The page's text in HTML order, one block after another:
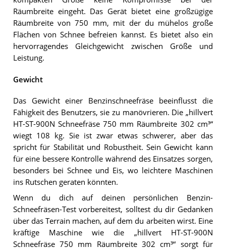
Räumbreite eingeht. Das Gerät bietet eine großzügige
Räumbreite von 750 mm, mit der du mühelos große
Flächen von Schnee befreien kannst. Es bietet also ein
hervorragendes Gleichgewicht zwischen Größe und
Leistung.
Gewicht
Das Gewicht einer Benzinschneefräse beeinflusst die
Fähigkeit des Benutzers, sie zu manövrieren. Die „hillvert
HT-ST-900N Schneefräse 750 mm Räumbreite 302 cm³“
wiegt 108 kg. Sie ist zwar etwas schwerer, aber das
spricht für Stabilität und Robustheit. Sein Gewicht kann
für eine bessere Kontrolle während des Einsatzes sorgen,
besonders bei Schnee und Eis, wo leichtere Maschinen
ins Rutschen geraten könnten.
Wenn du dich auf deinen persönlichen Benzin-
Schneefräsen-Test vorbereitest, solltest du dir Gedanken
über das Terrain machen, auf dem du arbeiten wirst. Eine
kräftige Maschine wie die „hillvert HT-ST-900N
Schneefräse 750 mm Räumbreite 302 cm³“ sorgt für